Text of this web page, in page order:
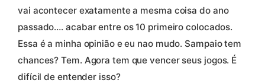
vai acontecer exatamente a mesma coisa do ano
passado…. acabar entre os 10 primeiro colocados.
Essa é a minha opinião e eu nao mudo. Sampaio tem
chances? Tem. Agora tem que vencer seus jogos. É
difícil de entender isso?